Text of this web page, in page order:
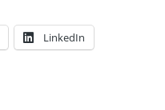
LinkedIn